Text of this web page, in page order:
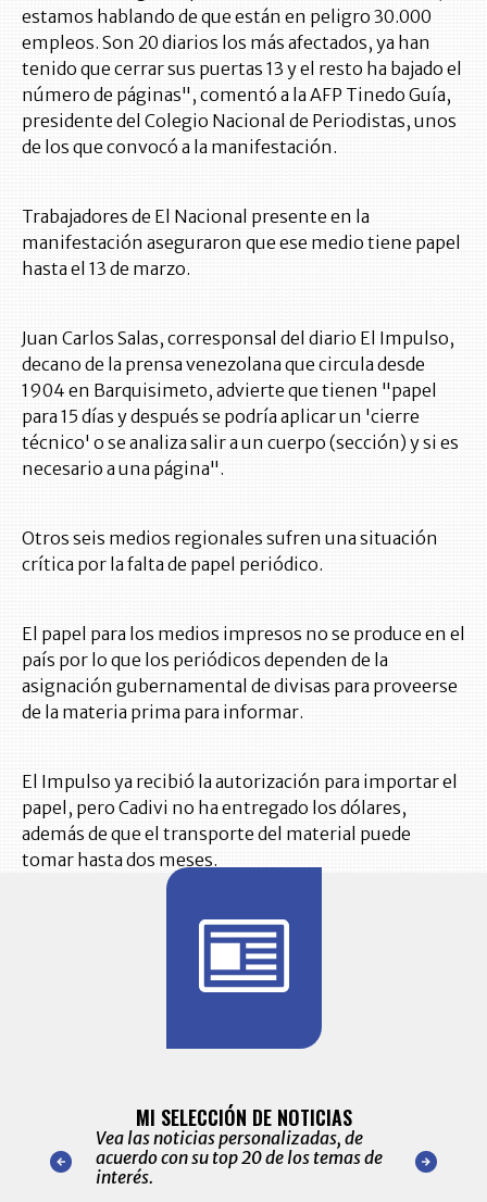
estamos hablando de que están en peligro 30.000
empleos. Son 20 diarios los más afectados, ya han
tenido que cerrar sus puertas 13 y el resto ha bajado el
número de páginas", comentó a la AFP Tinedo Guía,
presidente del Colegio Nacional de Periodistas, unos
de los que convocó a la manifestación.
Trabajadores de El Nacional presente en la
manifestación aseguraron que ese medio tiene papel
hasta el 13 de marzo.
Juan Carlos Salas, corresponsal del diario El Impulso,
decano de la prensa venezolana que circula desde
1904 en Barquisimeto, advierte que tienen "papel
para 15 días y después se podría aplicar un 'cierre
técnico' o se analiza salir a un cuerpo (sección) y si es
necesario a una página".
Otros seis medios regionales sufren una situación
crítica por la falta de papel periódico.
El papel para los medios impresos no se produce en el
país por lo que los periódicos dependen de la
asignación gubernamental de divisas para proveerse
de la materia prima para informar.
El Impulso ya recibió la autorización para importar el
papel, pero Cadivi no ha entregado los dólares,
además de que el transporte del material puede
tomar hasta dos meses.
nuestro
para
MI SELECCIÓN DE NOTICIAS
Vea las noticias personalizadas, de
acuerdo con su top 20 de los temas de
interés.
de las